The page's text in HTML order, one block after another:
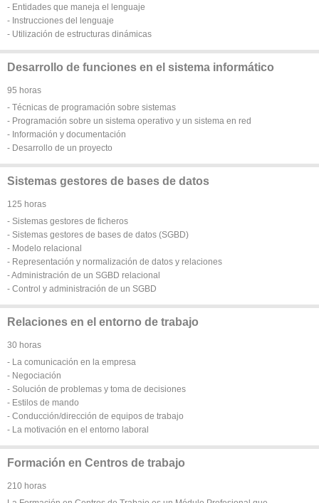
- Entidades que maneja el lenguaje
- Instrucciones del lenguaje
- Utilización de estructuras dinámicas
Desarrollo de funciones en el sistema informático
95 horas
- Técnicas de programación sobre sistemas
- Programación sobre un sistema operativo y un sistema en red
- Información y documentación
- Desarrollo de un proyecto
Sistemas gestores de bases de datos
125 horas
- Sistemas gestores de ficheros
- Sistemas gestores de bases de datos (SGBD)
- Modelo relacional
- Representación y normalización de datos y relaciones
- Administración de un SGBD relacional
- Control y administración de un SGBD
Relaciones en el entorno de trabajo
30 horas
- La comunicación en la empresa
- Negociación
- Solución de problemas y toma de decisiones
- Estilos de mando
- Conducción/dirección de equipos de trabajo
- La motivación en el entorno laboral
Formación en Centros de trabajo
210 horas